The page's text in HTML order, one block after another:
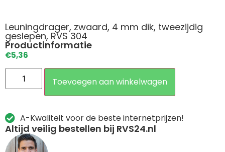
Leuningdrager, zwaard, 4 mm dik, tweezijdig
geslepen, RVS 304
Productinformatie
€5,36
Toevoegen aan winkelwagen
A-Kwaliteit voor de beste internetprijzen!
Altijd veilig bestellen bij RVS24.nl